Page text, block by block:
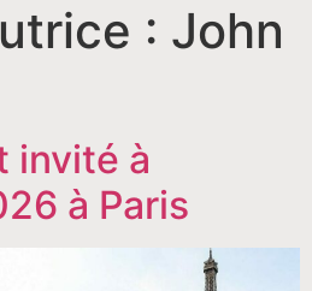
: John
invité à
à Paris